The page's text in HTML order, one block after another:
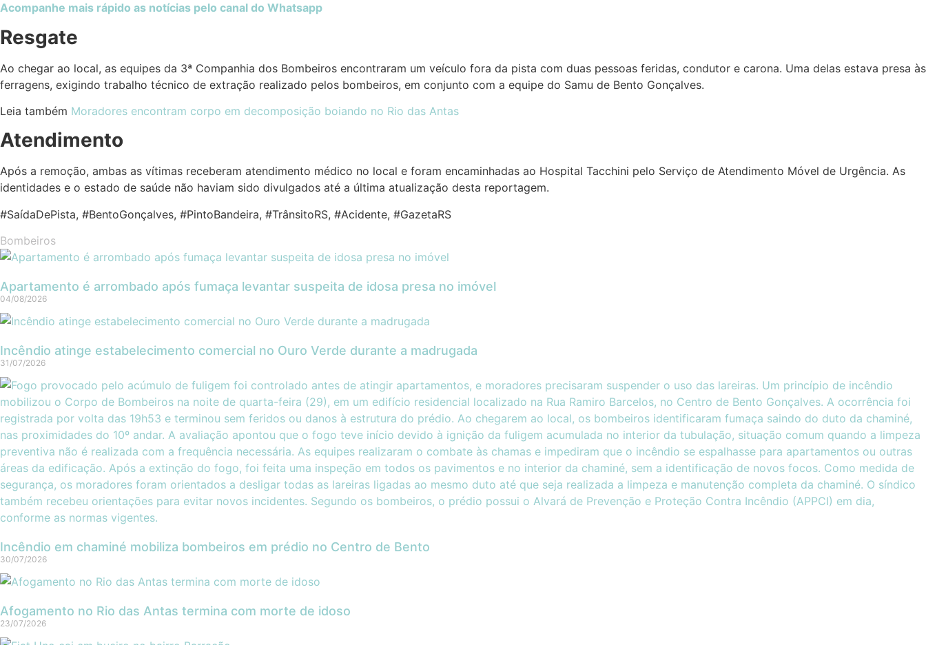
Acompanhe mais rápido as notícias pelo canal do Whatsapp
Resgate
Ao chegar ao local, as equipes da 3ª Companhia dos Bombeiros encontraram um veículo fora da pista com duas pessoas feridas, condutor e carona. Uma delas estava presa às
ferragens, exigindo trabalho técnico de extração realizado pelos bombeiros, em conjunto com a equipe do Samu de Bento Gonçalves.
Leia também Moradores encontram corpo em decomposição boiando no Rio das Antas
Atendimento
Após a remoção, ambas as vítimas receberam atendimento médico no local e foram encaminhadas ao Hospital Tacchini pelo Serviço de Atendimento Móvel de Urgência. As
identidades e o estado de saúde não haviam sido divulgados até a última atualização desta reportagem.
#SaídaDePista, #BentoGonçalves, #PintoBandeira, #TrânsitoRS, #Acidente, #GazetaRS
Bombeiros
Apartamento é arrombado após fumaça levantar suspeita de idosa presa no imóvel
04/08/2026
Incêndio atinge estabelecimento comercial no Ouro Verde durante a madrugada
31/07/2026
Incêndio em chaminé mobiliza bombeiros em prédio no Centro de Bento
30/07/2026
Afogamento no Rio das Antas termina com morte de idoso
23/07/2026